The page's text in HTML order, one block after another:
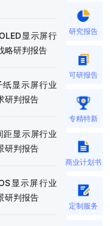
显示屏行
略研判报告
显示屏行业
研判报告
显示屏行业
研判报告
显示屏行业
研判报告
研究报告
可研报告
专精特新
商业计划书
定制服务